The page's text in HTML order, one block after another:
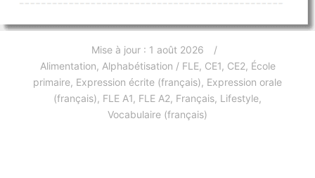
Mise à jour : 1 août 2026
Alimentation, Alphabétisation / FLE, CE1, CE2, École
primaire, Expression écrite (français), Expression orale
(français), FLE A1, FLE A2, Français, Lifestyle,
Vocabulaire (français)